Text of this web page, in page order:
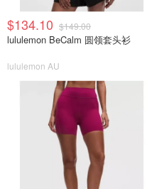
$134.10 $149.00
lululemon BeCalm 圆领套头衫
lululemon AU